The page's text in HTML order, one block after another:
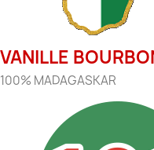
VANILLE
100% MADAGASKAR